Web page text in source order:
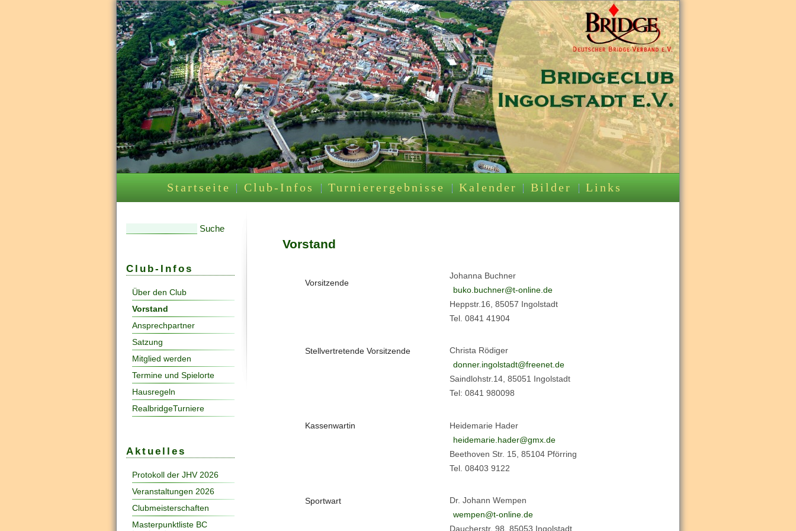
Startseite Club-Infos Turnierergebnisse Kalender Bilder Links
Suchformular
Club-Infos
Über den Club
Vorstand
Ansprechpartner
Satzung
Mitglied werden
Termine und Spielorte
Hausregeln
RealbridgeTurniere
Aktuelles
Protokoll der JHV 2026
Veranstaltungen 2026
Clubmeisterschaften
Masterpunktliste BC
Vorstand
Vorsitzende
Johanna Buchner
buko.buchner@t-online.de
Heppstr.16, 85057 Ingolstadt
Tel. 0841 41904
Stellvertretende Vorsitzende
Christa Rödiger
donner.ingolstadt@freenet.de
Saindlohstr.14, 85051 Ingolstadt
Tel: 0841 980098
Kassenwartin
Heidemarie Hader
heidemarie.hader@gmx.de
Beethoven Str. 15, 85104 Pförring
Tel. 08403 9122
Sportwart
Dr. Johann Wempen
wempen@t-online.de
Daucherstr. 98, 85053 Ingolstadt